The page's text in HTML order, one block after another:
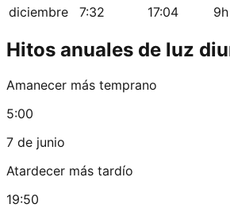
diciembre
7:32 17:04
Hitos anuales de luz
Amanecer más temprano
5:00
7 de junio
Atardecer más tardío
19:50